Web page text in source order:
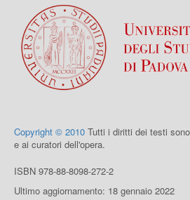
Copyright © 2010 Tutti i diritti dei testi
e ai curatori dell'opera.
ISBN 978-88-8098-272-2
Ultimo aggiornamento: 18 gennaio 2022